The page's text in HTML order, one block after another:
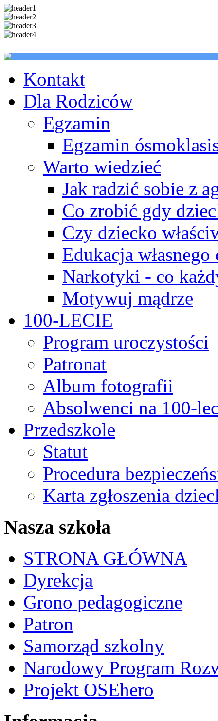
Kontakt
Dla Rodziców
Egzamin
Egzamin
Warto wiedzieć
Jak radzić sobie z
Co zrobić gdy
Czy dziecko
Edukacja własnego
Narkotyki - co
Motywuj mądrze
100-LECIE
Program uroczystości
Patronat
Album fotografii
Absolwenci na 100-
Przedszkole
Statut
Procedura
Karta zgłoszenia
Nasza szkoła
STRONA GŁÓWNA
Dyrekcja
Grono pedagogiczne
Patron
Samorząd szkolny
Narodowy Program
Projekt OSEhero